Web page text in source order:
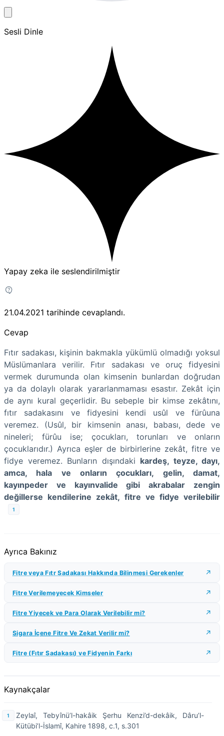
Sesli Dinle
Yapay zeka ile seslendirilmiştir
21.04.2021 tarihinde cevaplandı.
Cevap
Fıtır sadakası, kişinin bakmakla yükümlü olmadığı yoksul
Müslümanlara verilir. Fıtır sadakası ve oruç fidyesini
vermek durumunda olan kimsenin bunlardan doğrudan
ya da dolaylı olarak yararlanmaması esastır. Zekât için
de aynı kural geçerlidir. Bu sebeple bir kimse zekâtını,
fıtır sadakasını ve fidyesini kendi usûl ve fürûuna
veremez. (Usûl, bir kimsenin anası, babası, dede ve
nineleri; fürûu ise; çocukları, torunları ve onların
çocuklarıdır.) Ayrıca eşler de birbirlerine zekât, fitre ve
fidye veremez. Bunların dışındaki kardeş, teyze, dayı,
amca, hala ve onların çocukları, gelin, damat,
kayınpeder ve kayınvalide gibi akrabalar zengin
değillerse kendilerine zekât, fitre ve fidye verilebilir
1
Ayrıca Bakınız
Fitre veya Fıtr Sadakası Hakkında Bilinmesi Gerekenler
Fitre Verilemeyecek Kimseler
Fitre Yiyecek ve Para Olarak Verilebilir mi?
Sigara İçene Fitre Ve Zekat Verilir mi?
Fitre (Fıtır Sadakası) ve Fidyenin Farkı
Kaynakçalar
Zeylaî, Tebyînü’l-hakâik Şerhu Kenzi’d-dekâik, Dâru’l-
Kütübi’l-İslamî, Kahire 1898, c.1, s.301